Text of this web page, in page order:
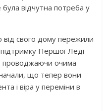
відчутна потреба у
від свого дому пережили
Першої Леді
проводжаючи очима
що тепер вони
і віра у переміни в